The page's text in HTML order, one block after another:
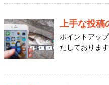
上手な投稿
ポイントアッ
たしております